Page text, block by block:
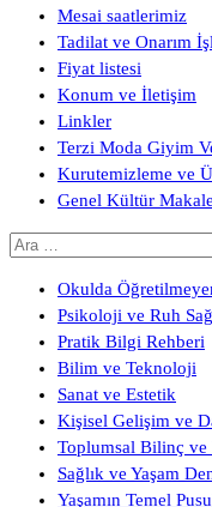
Mesai saatlerimiz
Tadilat ve Onarım
Fiyat listesi
Konum ve İletişim
Linkler
Terzi Moda Giyim
Kurutemizleme ve
Genel Kültür
Arama:
Okulda
Psikoloji ve Ruh
Pratik Bilgi Rehberi
Bilim ve Teknoloji
Sanat ve Estetik
Kişisel Gelişim ve
Toplumsal Bilinç ve
Sağlık ve Yaşam
Yaşamın Temel